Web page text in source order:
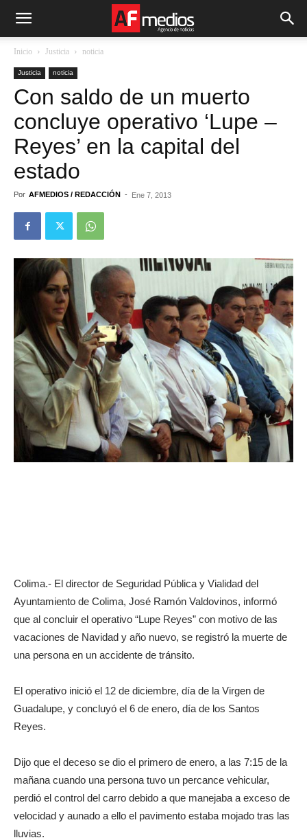
Inicio Justicia noticia
Justicia noticia
Con saldo de un muerto
concluye operativo ‘Lupe –
Reyes’ en la capital del
estado
Por AFMEDIOS / REDACCIÓN - Ene 7, 2013
Colima.- El director de Seguridad Pública y Vialidad del
Ayuntamiento de Colima, José Ramón Valdovinos, informó
que al concluir el operativo “Lupe Reyes” con motivo de las
vacaciones de Navidad y año nuevo, se registró la muerte de
una persona en un accidente de tránsito.
El operativo inició el 12 de diciembre, día de la Virgen de
Guadalupe, y concluyó el 6 de enero, día de los Santos
Reyes.
Dijo que el deceso se dio el primero de enero, a las 7:15 de la
mañana cuando una persona tuvo un percance vehicular,
perdió el control del carro debido a que manejaba a exceso de
velocidad y aunado a ello el pavimento estaba mojado tras las
lluvias.